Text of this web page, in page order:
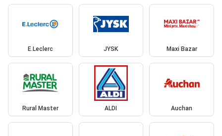
E.Leclerc JYSK Maxi Bazar
Rural Master ALDI Auchan